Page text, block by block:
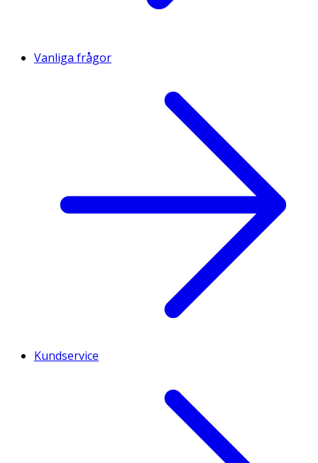
Vanliga frågor
Kundservice